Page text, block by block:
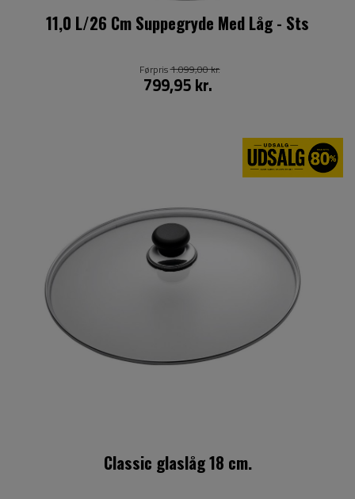
11,0 L/26 Cm Suppegryde Med Låg - Sts
799,95 kr.
Førpris1.099,00 kr.
Classic glaslåg 18 cm.